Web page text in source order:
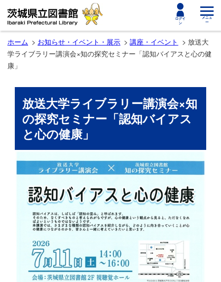
ログイ
ン
toggle
メニュ
ー
ホーム お知らせ・イベント・展示 講座・イベント
放送大
学ライブラリー講演会×知の探究セミナー「認知バイアスと心の健
康」
放送大学ライブラリー講演会×知
の探究セミナー「認知バイアス
と心の健康」